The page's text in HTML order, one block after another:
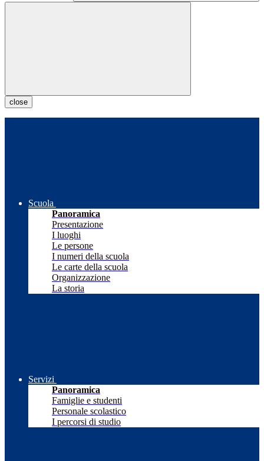
close
Scuola
Panoramica
Presentazione
I luoghi
Le persone
I numeri della scuola
Le carte della scuola
Organizzazione
La storia
Servizi
Panoramica
Famiglie e studenti
Personale scolastico
I percorsi di studio